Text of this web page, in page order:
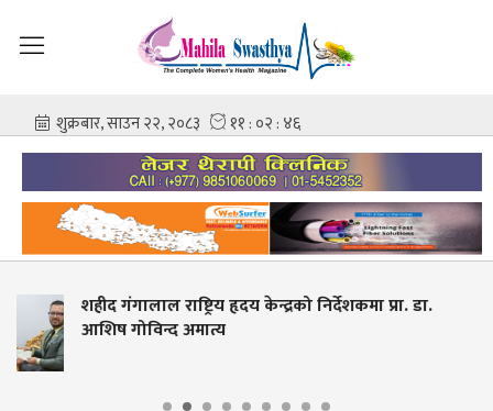
हृदय केन्द्रको निर्देशकमा प्रा. डा.
स्वास्थ्य